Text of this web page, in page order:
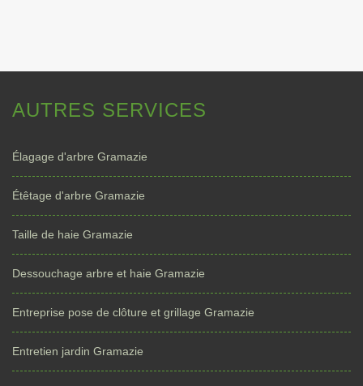
AUTRES SERVICES
Élagage d'arbre Gramazie
Étêtage d'arbre Gramazie
Taille de haie Gramazie
Dessouchage arbre et haie Gramazie
Entreprise pose de clôture et grillage Gramazie
Entretien jardin Gramazie